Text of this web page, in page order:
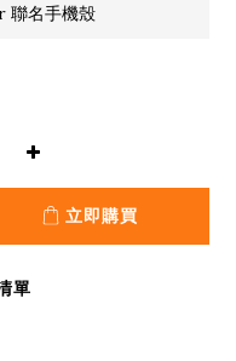
聯名手機殼
立即購買
單